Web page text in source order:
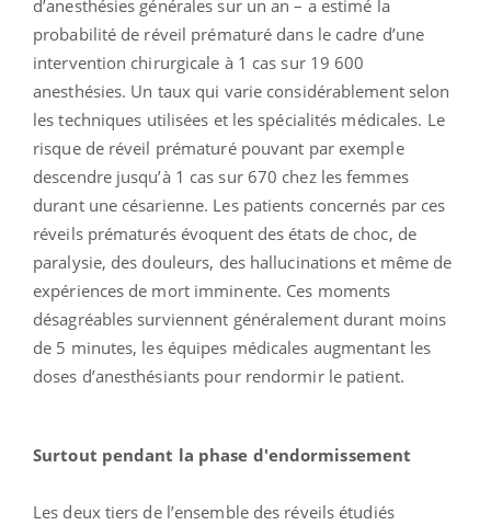
d’anesthésies générales sur un an – a estimé la
probabilité de réveil prématuré dans le cadre d’une
intervention chirurgicale à 1 cas sur 19 600
anesthésies. Un taux qui varie considérablement selon
les techniques utilisées et les spécialités médicales. Le
risque de réveil prématuré pouvant par exemple
descendre jusqu’à 1 cas sur 670 chez les femmes
durant une césarienne. Les patients concernés par ces
réveils prématurés évoquent des états de choc, de
paralysie, des douleurs, des hallucinations et même de
expériences de mort imminente. Ces moments
désagréables surviennent généralement durant moins
de 5 minutes, les équipes médicales augmentant les
doses d’anesthésiants pour rendormir le patient.
Surtout pendant la phase d'endormissement
Les deux tiers de l’ensemble des réveils étudiés